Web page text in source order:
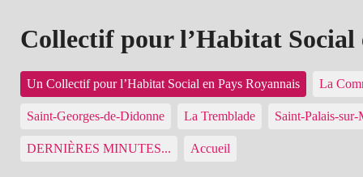
Collectif pour l’Habitat Social
Un Collectif pour l’Habitat Social en Pays Royannais La
Saint-Georges-de-Didonne La Tremblade Saint-Palais-sur-
DERNIÈRES MINUTES... Accueil